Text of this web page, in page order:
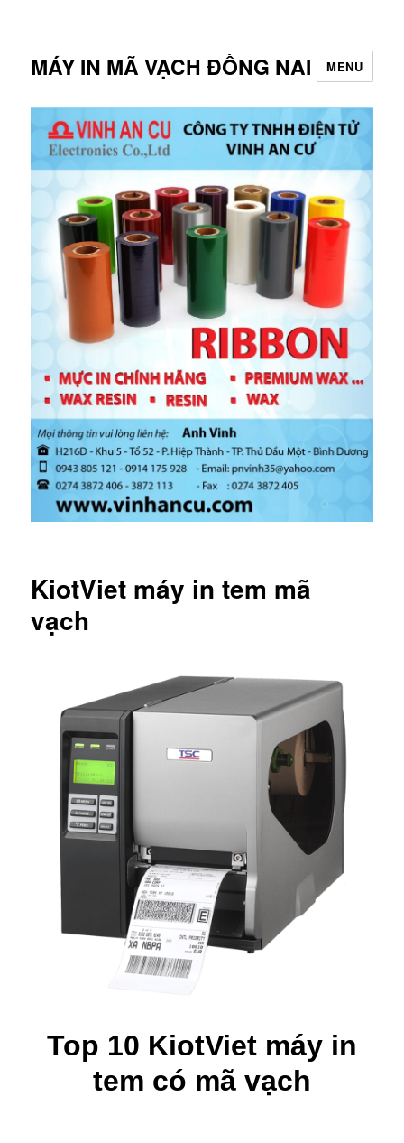
MÁY IN MÃ VẠCH ĐỒNG NAI MENU
KiotViet máy in tem mã
vạch
Top 10 KiotViet máy in
tem có mã vạch